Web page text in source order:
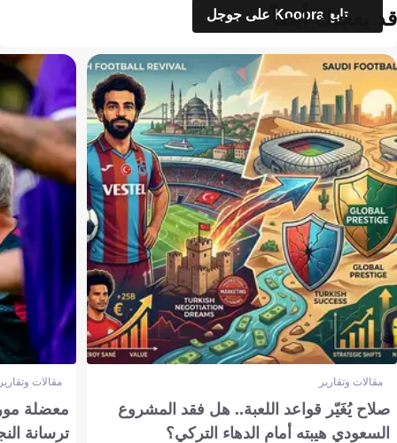
تابع Kooora على جوجل
قد يعجبك أيضاً
مقالات وتقارير
صلاح يُغَيّر قواعد اللعبة.. هل فقد المشروع
السعودي هيبته أمام الدهاء التركي؟
مقالات
معضلة
ترسانة